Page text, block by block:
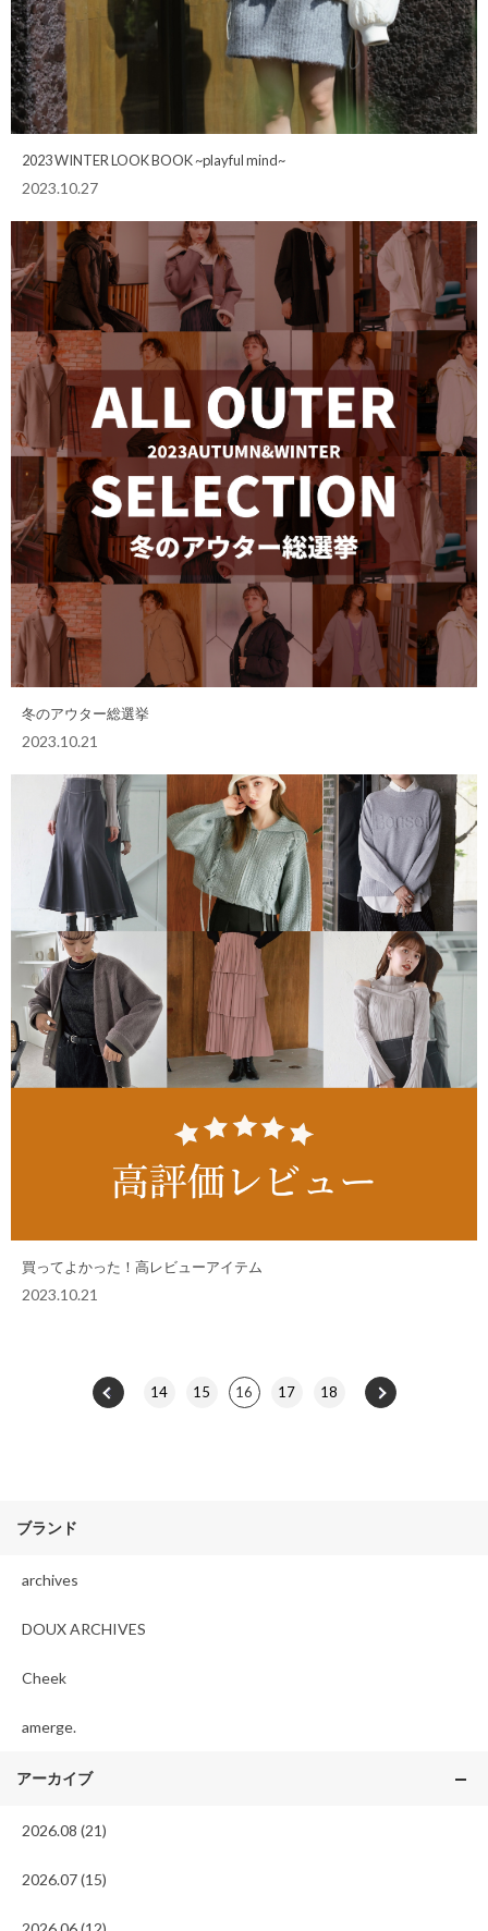
2023 WINTER LOOK BOOK ~playful mind~
2023.10.27
冬のアウター総選挙
2023.10.21
買ってよかった！高レビューアイテム
2023.10.21
14 15 16 17 18
ブランド
archives
DOUX ARCHIVES
Cheek
amerge.
アーカイブ
2026.08 (21)
2026.07 (15)